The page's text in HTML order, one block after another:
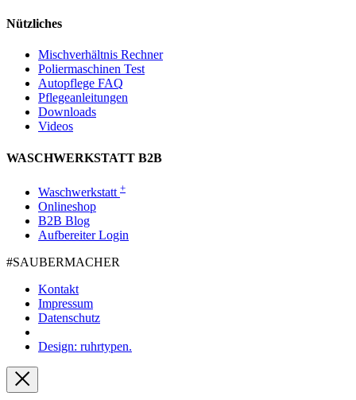
Nützliches
Mischverhältnis Rechner
Poliermaschinen Test
Autopflege FAQ
Pflegeanleitungen
Downloads
Videos
WASCHWERKSTATT B2B
Waschwerkstatt +
Onlineshop
B2B Blog
Aufbereiter Login
#SAUBER­MACHER
Kontakt
Impressum
Datenschutz
Design: ruhrtypen.